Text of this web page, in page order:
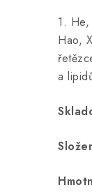
1.
Hao,
a